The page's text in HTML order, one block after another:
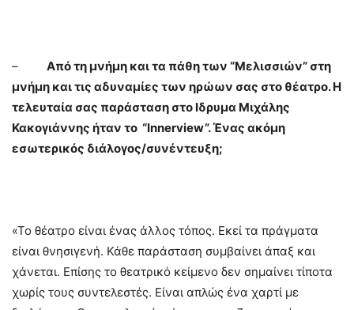
– Από τη μνήμη και τα πάθη των “Μελισσιών” στη
μνήμη και τις αδυναμίες των ηρώων σας στο θέατρο. Η
τελευταία σας παράσταση στο Ιδρυμα Μιχάλης
Κακογιάννης ήταν το “Innerview”. Ένας ακόμη
εσωτερικός διάλογος/συνέντευξη;
«Το θέατρο είναι ένας άλλος τόπος. Εκεί τα πράγματα
είναι θνησιγενή. Κάθε παράσταση συμβαίνει άπαξ και
χάνεται. Επίσης το θεατρικό κείμενο δεν σημαίνει τίποτα
χωρίς τους συντελεστές. Είναι απλώς ένα χαρτί με